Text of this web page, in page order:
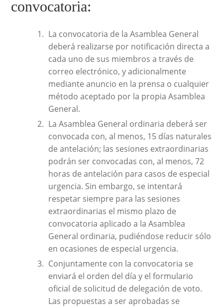
convocatoria:
La convocatoria de la Asamblea General
deberá realizarse por notificación directa a
cada uno de sus miembros a través de
correo electrónico, y adicionalmente
mediante anuncio en la prensa o cualquier
método aceptado por la propia Asamblea
General.
La Asamblea General ordinaria deberá ser
convocada con, al menos, 15 días naturales
de antelación; las sesiones extraordinarias
podrán ser convocadas con, al menos, 72
horas de antelación para casos de especial
urgencia. Sin embargo, se intentará
respetar siempre para las sesiones
extraordinarias el mismo plazo de
convocatoria aplicado a la Asamblea
General ordinaria, pudiéndose reducir sólo
en ocasiones de especial urgencia.
Conjuntamente con la convocatoria se
enviará el orden del día y el formulario
oficial de solicitud de delegación de voto.
Las propuestas a ser aprobadas se